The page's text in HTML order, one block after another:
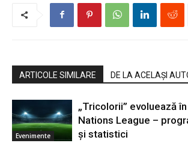
ARTICOLE SIMILARE DE LA ACELAȘI
Evenimente
„Tricolorii” evoluează
Nations League –
și statistici